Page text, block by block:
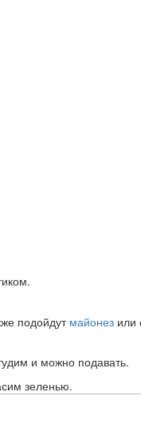
подойдут майонез или
и можно подавать.
зеленью.